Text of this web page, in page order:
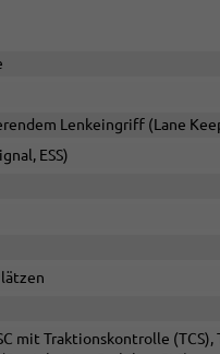
Lenkeingriff (Lane
ESS)
mit Traktionskontrolle (TCS),